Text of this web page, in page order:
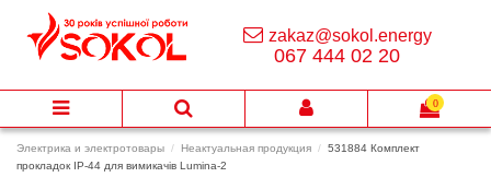
Электрика и электротовары Неактуальная продукция
531884 Комплект
прокладок IP-44 для вимикачів Lumina-2
zakaz@sokol.energy
067 444 02 20
0